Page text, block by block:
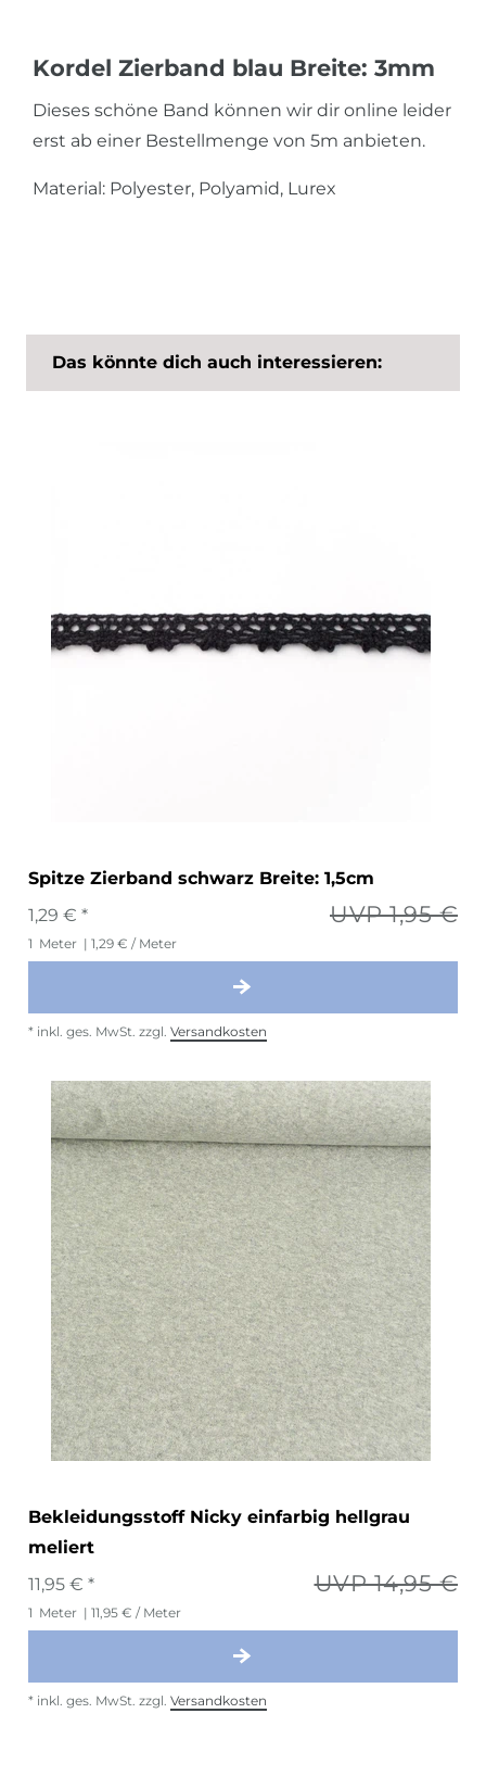
Kordel Zierband blau Breite: 3mm
Dieses schöne Band können wir dir online leider
erst ab einer Bestellmenge von 5m anbieten.
Material: Polyester, Polyamid, Lurex
Das könnte dich auch interessieren:
Spitze Zierband schwarz Breite: 1,5cm
UVP 1,95 €
1,29 € *
1 Meter | 1,29 € / Meter
* inkl. ges. MwSt. zzgl. Versandkosten
Bekleidungsstoff Nicky einfarbig hellgrau
meliert
UVP 14,95 €
11,95 € *
1 Meter | 11,95 € / Meter
* inkl. ges. MwSt. zzgl. Versandkosten